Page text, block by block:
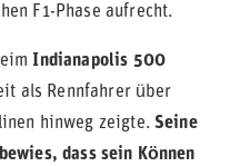
F1-Phase aufrecht.
Indianapolis 500
als Rennfahrer über
hinweg zeigte. Seine
dass sein Können